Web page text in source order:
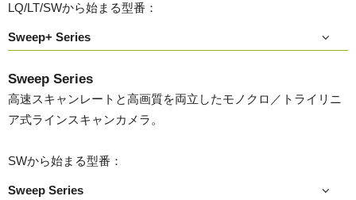
LQ/LT/SWから始まる型番：
Sweep+ Series
Sweep Series
高速スキャンレートと高画質を両立したモノクロ／トライリニ
ア式ラインスキャンカメラ。
SWから始まる型番：
Sweep Series